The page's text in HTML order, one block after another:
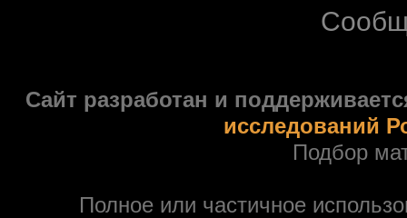
Сайт разработан и
исследований
Подбор
Полное или частичное